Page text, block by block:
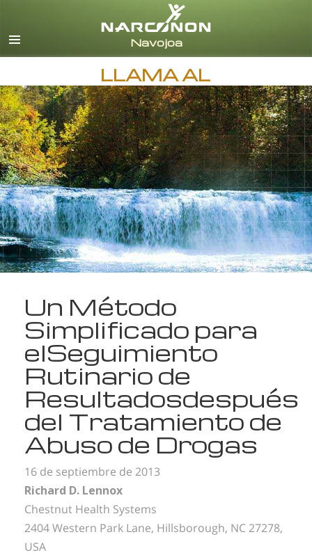
Español
Todas las Regiones/Idiomas
LLAMA AL
Un Método
Simplificado para
elSeguimiento
Rutinario de
Resultadosdespués
del Tratamiento de
Abuso de Drogas
16 de septiembre de 2013
Richard D. Lennox
Chestnut Health Systems
2404 Western Park Lane, Hillsborough, NC 27278,
USA